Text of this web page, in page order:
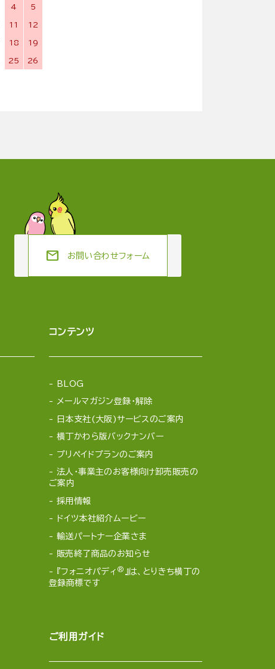
4 5
11 12
18 19
25 26
mail お問い合わせフォーム
コンテンツ
BLOG
メールマガジン登録・解除
日本支社(大阪)サービスのご案内
横丁かわら版バックナンバー
プリペイドプランのご案内
法人・事業主のお客様向け卸売販売の
ご案内
採用情報
ドイツ本社紹介ムービー
輸送パートナー企業さま
販売終了商品のお知らせ
『フォニオパディ ® 』は、とりきち横丁の
登録商標です
ご利用ガイド